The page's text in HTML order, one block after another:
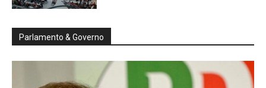
Parlamento & Governo